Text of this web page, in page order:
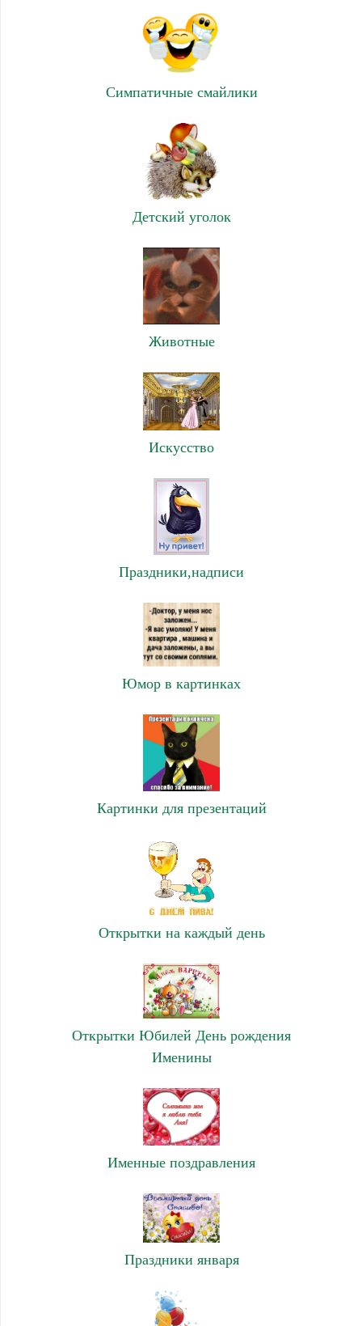
Симпатичные смайлики
Детский уголок
Животные
Искусство
Праздники,надписи
Юмор в картинках
Картинки для презентаций
Открытки на каждый день
Открытки Юбилей День рождения
Именины
Именные поздравления
Праздники января